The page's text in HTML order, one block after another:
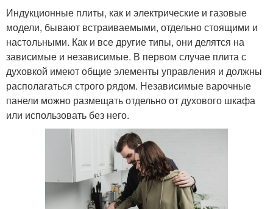
Индукционные плиты, как и электрические и газовые
модели, бывают встраиваемыми, отдельно стоящими и
настольными. Как и все другие типы, они делятся на
зависимые и независимые. В первом случае плита с
духовкой имеют общие элементы управления и должны
располагаться строго рядом. Независимые варочные
панели можно размещать отдельно от духового шкафа
или использовать без него.